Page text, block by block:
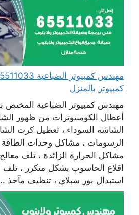
كمبيوتر بالمنزل
مهندس كمبيوتر الضباعية المختص
أعطال الكومبيوترات من ظهور
الشاشة السوداء ، تعطيل كرت
الرسومات ، مشاكل وحدات الطاقة
مشاكل الحرارة الزائدة ، تلف
اقلاع الحاسوب بشكل متكرر ، تلف
استبدال بور سبلاي ، تنظيف مآخذ